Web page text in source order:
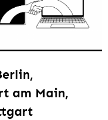
am Main,